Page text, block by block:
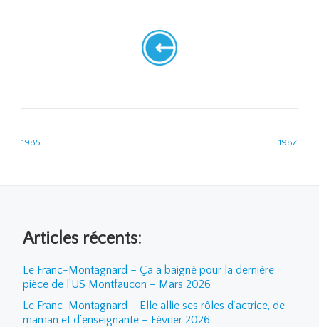
1985 1987
Articles récents:
Le Franc-Montagnard – Ça a baigné pour la dernière
pièce de l’US Montfaucon – Mars 2026
Le Franc-Montagnard – Elle allie ses rôles d’actrice, de
maman et d’enseignante – Février 2026